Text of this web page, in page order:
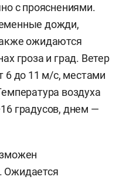
с прояснениями.
дожди,
ожидаются
гроза и град. Ветер
6 до 11 м/с, местами
воздуха
градусов, днем —
Ожидается